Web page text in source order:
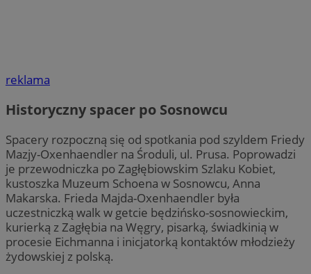
reklama
Historyczny spacer po Sosnowcu
Spacery rozpoczną się od spotkania pod szyldem Friedy
Mazjy-Oxenhaendler na Środuli, ul. Prusa. Poprowadzi
je przewodniczka po Zagłębiowskim Szlaku Kobiet,
kustoszka Muzeum Schoena w Sosnowcu, Anna
Makarska. Frieda Majda-Oxenhaendler była
uczestniczką walk w getcie będzińsko-sosnowieckim,
kurierką z Zagłębia na Węgry, pisarką, świadkinią w
procesie Eichmanna i inicjatorką kontaktów młodzieży
żydowskiej z polską.